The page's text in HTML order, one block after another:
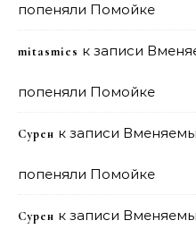
попеняли Помойке
mitasmies к записи
попеняли Помойке
Сурен к записи
попеняли Помойке
Сурен к записи